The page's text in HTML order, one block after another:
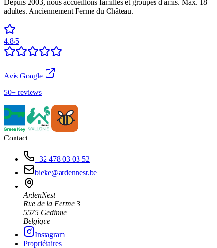
Depuis 2003, nous accueillons familles et groupes d'amis. Max. 18
adultes. Anciennement Ferme du Château.
4.8/5
Avis Google
50+ reviews
Contact
+32 478 03 03 52
bieke@ardennest.be
ArdenNest
Rue de la Ferme 3
5575 Gedinne
Belgique
Instagram
Propriétaires